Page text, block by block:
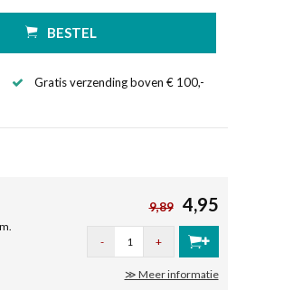
BESTEL
Gratis verzending boven € 100,-
9,89 4,95
- +
≫ Meer informatie